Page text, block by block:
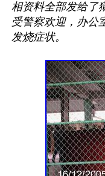
相资料全部发给了
受警察欢迎，办公
发烧症状。